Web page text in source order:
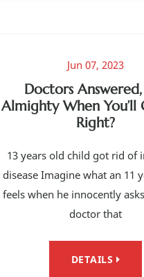
Jun 07, 2023
Doctors Answered,
Almighty When You’ll
Right?
13 years old child got rid of
disease Imagine what an 11
feels when he innocently
doctor that
DETAILS